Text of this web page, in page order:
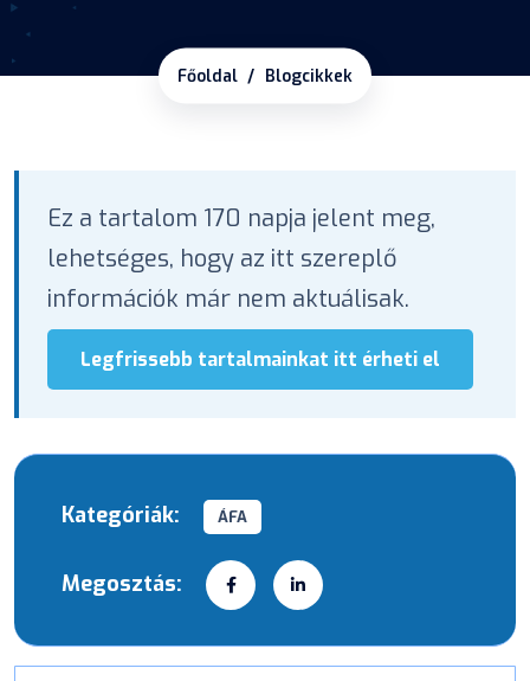
Főoldal Blogcikkek
Ez a tartalom 170 napja jelent meg,
lehetséges, hogy az itt szereplő
információk már nem aktuálisak.
Legfrissebb tartalmainkat itt érheti el
Kategóriák: ÁFA
Megosztás: